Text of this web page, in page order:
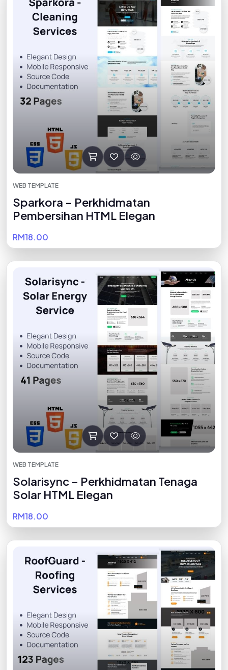
WEB TEMPLATE
Sparkora – Perkhidmatan
Pembersihan HTML Elegan
RM18.00
WEB TEMPLATE
Solarisync – Perkhidmatan Tenaga
Solar HTML Elegan
RM18.00